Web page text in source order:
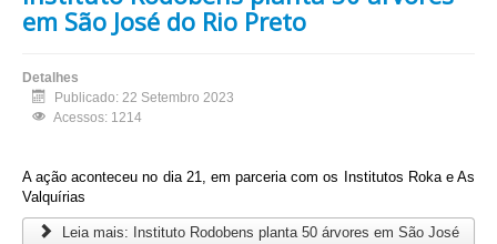
em São José do Rio Preto
Detalhes
Publicado: 22 Setembro 2023
Acessos: 1214
A ação aconteceu no dia 21, em parceria com os Institutos Roka e As
Valquírias
Leia mais: Instituto Rodobens planta 50 árvores em São José